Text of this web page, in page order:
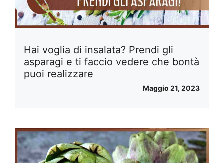
Hai voglia di insalata? Prendi gli
asparagi e ti faccio vedere che bontà
puoi realizzare
Maggio 21, 2023